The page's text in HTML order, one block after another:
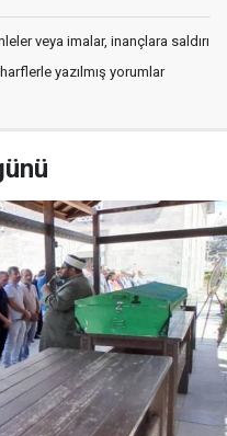
veya imalar, inançlara saldırı
yazılmış yorumlar